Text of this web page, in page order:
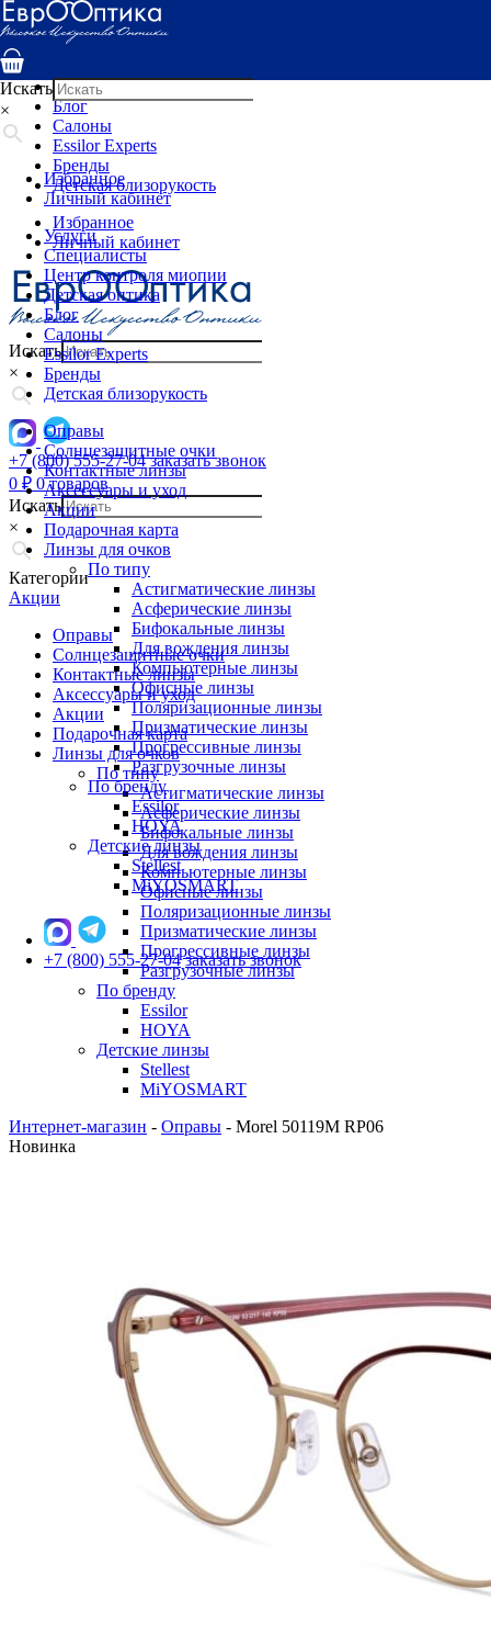
Услуги
Специалисты
Детская оптика
Блог
Салоны
Essilor Experts
Бренды
Детская близорукость
Избранное
Личный кабинет
Искать
×
+7 (800) 555-27-04 заказать звонок
0 ₽ 0 товаров
Искать
×
Категории
Акции
Оправы
Солнцезащитные очки
Контактные линзы
Аксессуары и уход
Акции
Подарочная карта
Линзы для очков
По типу
Астигматические линзы
Асферические линзы
Бифокальные линзы
Для вождения линзы
Компьютерные линзы
Офисные линзы
Поляризационные линзы
Призматические линзы
Прогрессивные линзы
Разгрузочные линзы
По бренду
Essilor
HOYA
Детские линзы
Stellest
MiYOSMART
Искать
×
Избранное
Личный кабинет
Услуги
Специалисты
Центр контроля миопии
Детская оптика
Блог
Салоны
Essilor Experts
Бренды
Детская близорукость
Оправы
Солнцезащитные очки
Контактные линзы
Аксессуары и уход
Акции
Подарочная карта
Линзы для очков
По типу
Астигматические линзы
Асферические линзы
Бифокальные линзы
Для вождения линзы
Компьютерные линзы
Офисные линзы
Поляризационные линзы
Призматические линзы
Прогрессивные линзы
Разгрузочные линзы
По бренду
Essilor
HOYA
Детские линзы
Stellest
MiYOSMART
+7 (800) 555-27-04 заказать звонок
Интернет-магазин - Оправы - Morel 50119M RP06
Новинка